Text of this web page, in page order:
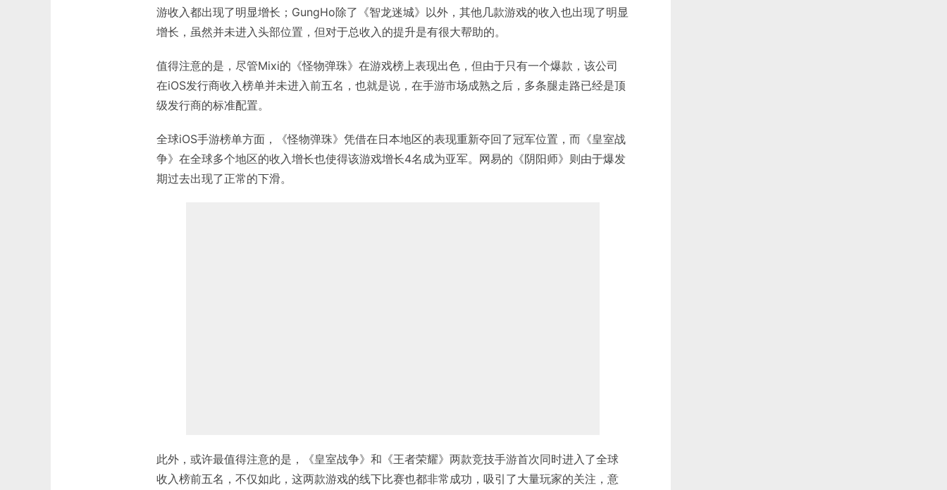
游收入都出现了明显增长；GungHo除了《智龙迷城》以外，其他几款游戏的收入也出现了明显
增长，虽然并未进入头部位置，但对于总收入的提升是有很大帮助的。
值得注意的是，尽管Mixi的《怪物弹珠》在游戏榜上表现出色，但由于只有一个爆款，该公司
在iOS发行商收入榜单并未进入前五名，也就是说，在手游市场成熟之后，多条腿走路已经是顶
级发行商的标准配置。
全球iOS手游榜单方面，《怪物弹珠》凭借在日本地区的表现重新夺回了冠军位置，而《皇室战
争》在全球多个地区的收入增长也使得该游戏增长4名成为亚军。网易的《阴阳师》则由于爆发
期过去出现了正常的下滑。
此外，或许最值得注意的是，《皇室战争》和《王者荣耀》两款竞技手游首次同时进入了全球
收入榜前五名，不仅如此，这两款游戏的线下比赛也都非常成功，吸引了大量玩家的关注，意